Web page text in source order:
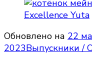
Обновлено на 22
2023Выпускники /